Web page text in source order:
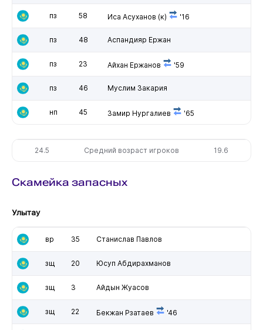
пз 58 Иса Асуханов (к) '16
пз 48 Аспандияр Ержан
пз 23 Айхан Ержанов '59
пз 46 Муслим Закария
нп 45 Замир Нургалиев '65
24.5 Средний возраст игроков 19.6
Скамейка запасных
Улытау
вр 35 Станислав Павлов
зщ 20 Юсуп Абдирахманов
зщ 3 Айдын Жуасов
зщ 22 Бекжан Рзатаев '46